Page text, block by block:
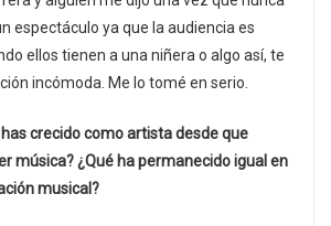
espectáculo ya que la audiencia es
ellos tienen a una niñera o algo así, te
incómoda. Me lo tomé en serio.
crecido como artista desde que
música? ¿Qué ha permanecido igual en
musical?